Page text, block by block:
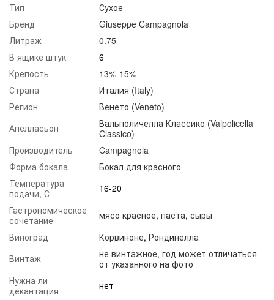
Тип
Сухое
Бренд
Giuseppe Campagnola
Литраж
0.75
В ящике штук
6
Крепость
13%-15%
Страна
Италия (Italy)
Регион
Венето (Veneto)
Апелласьон
Вальполичелла Классико (Valpolicella
Classico)
Производитель
Campagnola
Форма бокала
Бокал для красного
Температура
подачи, С
16-20
Гастрономическое
сочетание
мясо красное, паста, сыры
Виноград
Корвиноне, Рондинелла
Винтаж
не винтажное, год может отличаться
от указанного на фото
Нужна ли
декантация
нет